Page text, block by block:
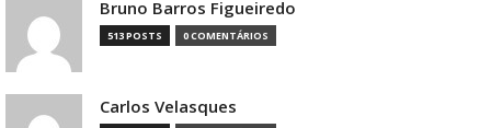
Bruno Barros Figueiredo
513 POSTS 0 COMENTÁRIOS
Carlos Velasques